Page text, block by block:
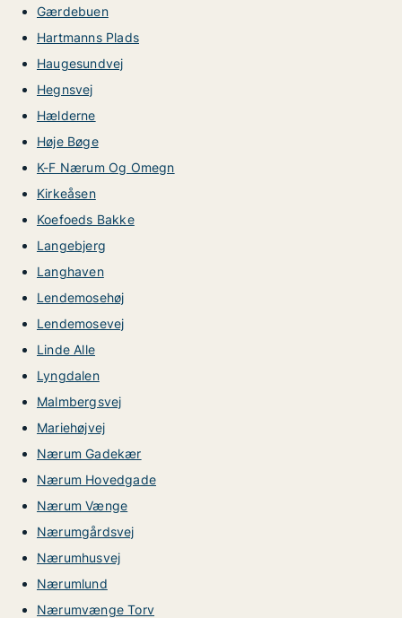
Gærdebuen
Hartmanns Plads
Haugesundvej
Hegnsvej
Hælderne
Høje Bøge
K-F Nærum Og Omegn
Kirkeåsen
Koefoeds Bakke
Langebjerg
Langhaven
Lendemosehøj
Lendemosevej
Linde Alle
Lyngdalen
Malmbergsvej
Mariehøjvej
Nærum Gadekær
Nærum Hovedgade
Nærum Vænge
Nærumgårdsvej
Nærumhusvej
Nærumlund
Nærumvænge Torv